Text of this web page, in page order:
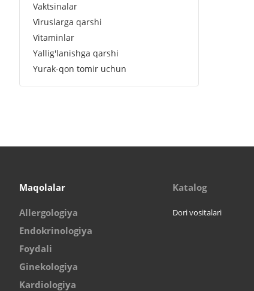
Vaktsinalar
Viruslarga qarshi
Vitaminlar
Yallig'lanishga qarshi
Yurak-qon tomir uchun
Maqolalar
Allergologiya
Endokrinologiya
Foydali
Ginekologiya
Kardiologiya
Katalog
Dori vositalari